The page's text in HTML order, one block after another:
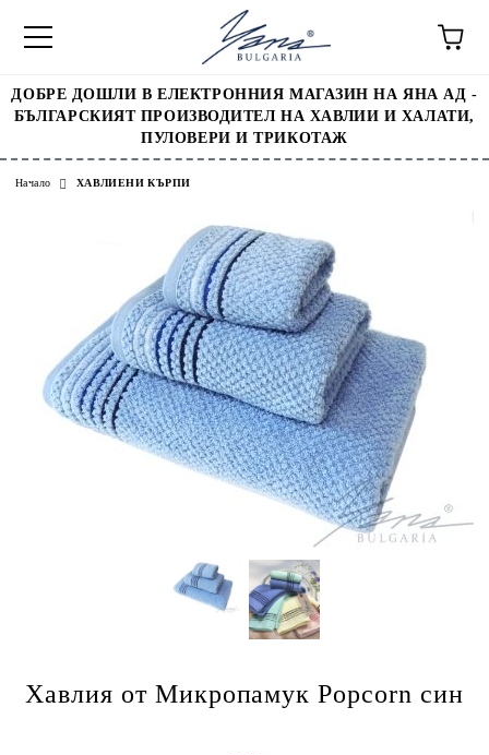
ДОБРЕ ДОШЛИ В ЕЛЕКТРОННИЯ МАГАЗИН НА ЯНА АД -
БЪЛГАРСКИЯТ ПРОИЗВОДИТЕЛ НА ХАВЛИИ И ХАЛАТИ,
ПУЛОВЕРИ И ТРИКОТАЖ
Начало ХАВЛИЕНИ КЪРПИ
Хавлия от Микропамук Popcorn син